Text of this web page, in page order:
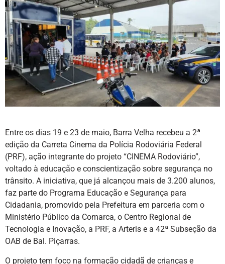
Entre os dias 19 e 23 de maio, Barra Velha recebeu a 2ª
edição da Carreta Cinema da Polícia Rodoviária Federal
(PRF), ação integrante do projeto “CINEMA Rodoviário”,
voltado à educação e conscientização sobre segurança no
trânsito. A iniciativa, que já alcançou mais de 3.200 alunos,
faz parte do Programa Educação e Segurança para
Cidadania, promovido pela Prefeitura em parceria com o
Ministério Público da Comarca, o Centro Regional de
Tecnologia e Inovação, a PRF, a Arteris e a 42ª Subseção da
OAB de Bal. Piçarras.
O projeto tem foco na formação cidadã de crianças e